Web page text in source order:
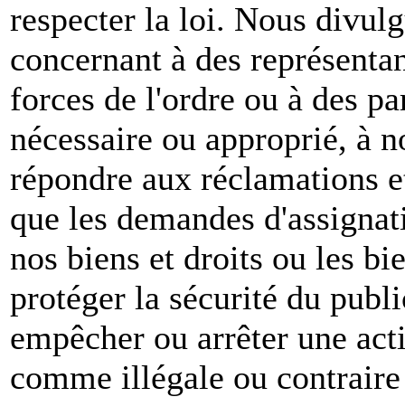
respecter la loi. Nous
concernant à des
forces de l'ordre ou à des
nécessaire ou approprié, à
répondre aux réclamations
que les demandes
nos biens et droits ou les
protéger la sécurité du
empêcher ou arrêter une
comme illégale ou